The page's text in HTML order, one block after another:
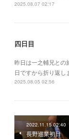
2025.08.07 02:17
四日目
昨日は一之輔兄との
日ですから折り返し
2025.08.05 02:56
2022.11.15 02:40
長野巡業初日